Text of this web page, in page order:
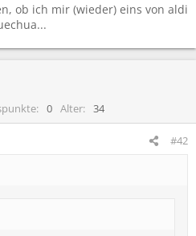
ob ich mir (wieder) eins von aldi
0 Alter 34
#42